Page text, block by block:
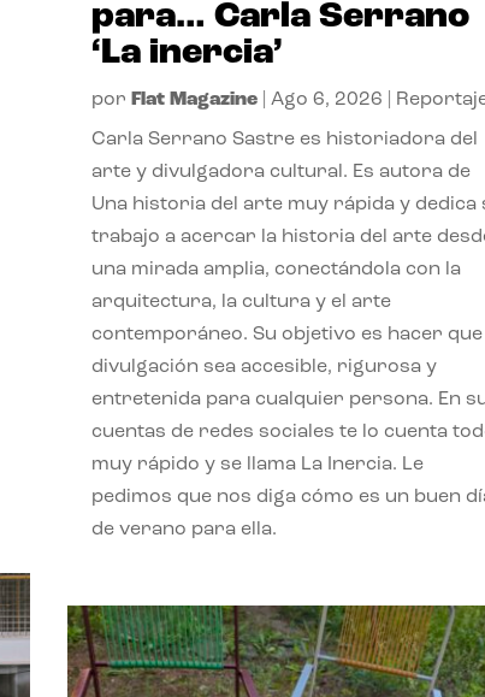
para… Carla Serrano
‘La inercia’
por Flat Magazine| Ago 6, 2026
Carla Serrano Sastre es historiadora del
arte y divulgadora cultural. Es autora de
Una historia del arte muy rápida y dedica
trabajo a acercar la historia del arte
una mirada amplia, conectándola con la
arquitectura, la cultura y el arte
contemporáneo. Su objetivo es hacer que
divulgación sea accesible, rigurosa y
entretenida para cualquier persona. En
cuentas de redes sociales te lo cuenta
muy rápido y se llama La Inercia. Le
pedimos que nos diga cómo es un buen
de verano para ella.